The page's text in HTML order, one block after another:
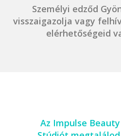
Személyi edződ
visszaigazolja vagy
elérhetőségeid
Az Impulse